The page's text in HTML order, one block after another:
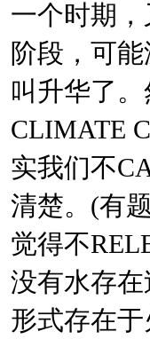
一个时期
阶段，可
叫升华了
CLIMATE
实我们不
清楚。(有
觉得不
没有水存
形式存在于